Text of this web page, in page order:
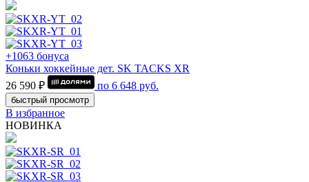
+1063 бонуса
Коньки хоккейные дет. SK TACKS XR
26 590 ₽
по 6 648 руб.
быстрый просмотр
В избранное
НОВИНКА